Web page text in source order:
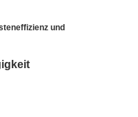
und